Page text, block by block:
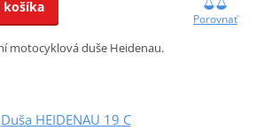
košíka
Porovnať
motocyklová duše Heidenau.
Duša HEIDENAU 19 C